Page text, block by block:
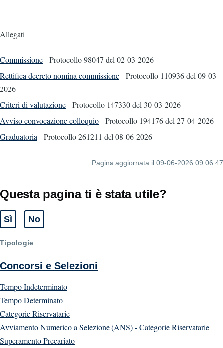
Allegati
Commissione- Protocollo 98047 del 02-03-2026
Rettifica decreto nomina commissione- Protocollo 110936del 09-03-
2026
Criteri di valutazione- Protocollo 147330del 30-03-2026
Avviso convocazione colloquio- Protocollo 194176del 27-04-2026
Graduatoria - Protocollo 261211 del 08-06-2026
Pagina aggiornata il 09-06-2026 09:06:47
Questa pagina ti è stata utile?
Sì
Tipologie
Concorsi e Selezioni
Tempo Indeterminato
Tempo Determinato
Categorie Riservatarie
Avviamento Numerico a Selezione (ANS) - Categorie Riservatarie
Superamento Precariato